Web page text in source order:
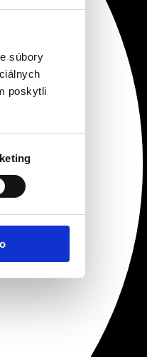
súbory
poskytli